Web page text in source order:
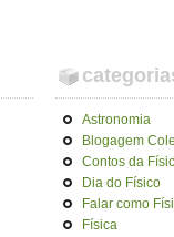
Astronomia
Blogagem
Contos da
Dia do Físico
Falar como
Física